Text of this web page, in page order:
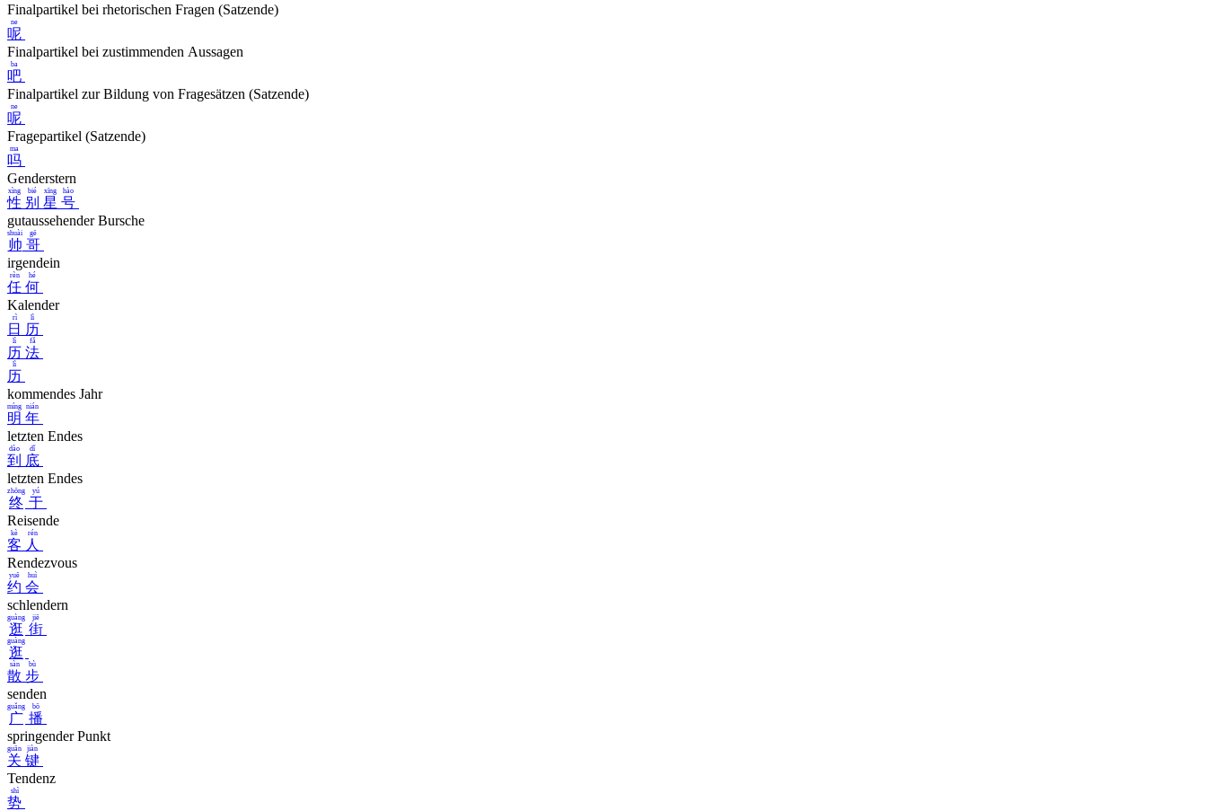
Finalpartikel bei rhetorischen Fragen (Satzende)
呢
ne
Finalpartikel bei zustimmenden Aussagen
吧
ba
Finalpartikel zur Bildung von Fragesätzen (Satzende)
呢
ne
Fragepartikel (Satzende)
吗
ma
Genderstern
性
xìng
别
bié
星
xīng
号
hào
gutaussehender Bursche
帅
shuài
哥
gē
irgendein
任
rèn
何
hé
Kalender
日
rì
历
lì
历
lì
法
fǎ
历
lì
kommendes Jahr
明
míng
年
nián
letzten Endes
到
dào
底
dǐ
letzten Endes
终
zhōng
于
yú
Reisende
客
kè
人
rén
Rendezvous
约
yuē
会
huì
schlendern
逛
guàng
街
jiē
逛
guàng
散
sàn
步
bù
senden
广
guǎng
播
bō
springender Punkt
关
guān
键
jiàn
Tendenz
势
shì